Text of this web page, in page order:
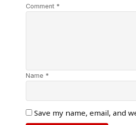
Comment *
Name *
Save my name, email, and